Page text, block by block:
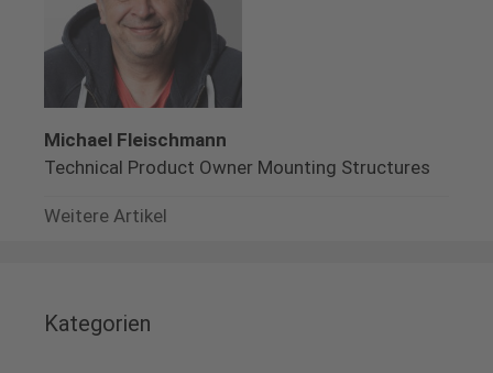
Michael Fleischmann
Technical Product Owner Mounting Structures
Weitere Artikel
Kategorien